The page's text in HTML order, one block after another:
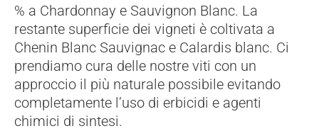
% a Chardonnay e Sauvignon Blanc. La
restante superficie dei vigneti è coltivata a
Chenin Blanc Sauvignac e Calardis blanc. Ci
prendiamo cura delle nostre viti con un
approccio il più naturale possibile evitando
completamente l’uso di erbicidi e agenti
chimici di sintesi.